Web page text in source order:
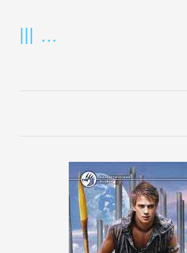
ЗАРУБЕЖНОЕ
драматургия
Зарубежная
образовательная
литература